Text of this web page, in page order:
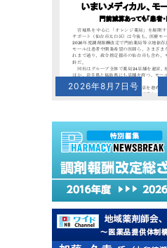
2026年8月7日号